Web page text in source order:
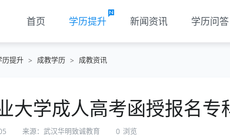
首页 学历提升 新闻资讯 学历问答
历提升 > 成教学历 > 成教资讯
大学成人高考函授报名专
来源：武汉华明致诚教育 0 浏览